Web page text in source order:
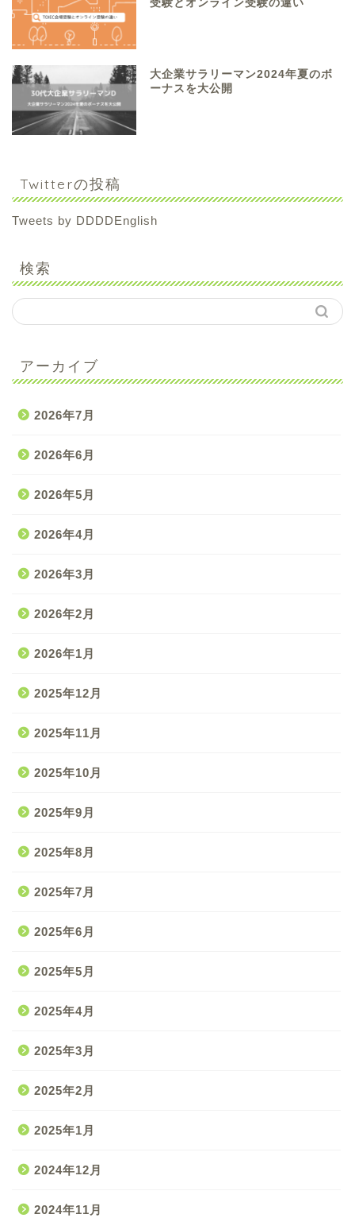
受験とオンライン受験の違い
大企業サラリーマン2024年夏のボ
ーナスを大公開
Twitterの投稿
Tweets by DDDDEnglish
検索
アーカイブ
2026年7月
2026年6月
2026年5月
2026年4月
2026年3月
2026年2月
2026年1月
2025年12月
2025年11月
2025年10月
2025年9月
2025年8月
2025年7月
2025年6月
2025年5月
2025年4月
2025年3月
2025年2月
2025年1月
2024年12月
2024年11月